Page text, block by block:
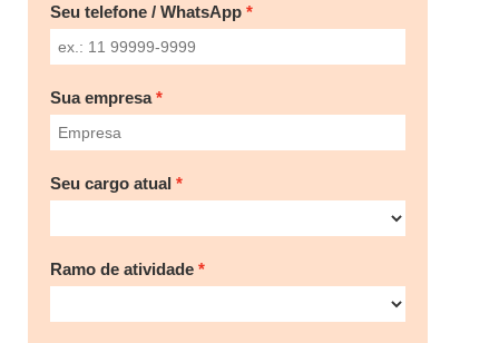
Seu telefone / WhatsApp
Sua empresa
Seu cargo atual
Ramo de atividade